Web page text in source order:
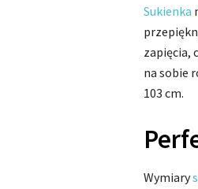
Sukienka
zapięcia,
na sobie
103 cm.
Wymiary